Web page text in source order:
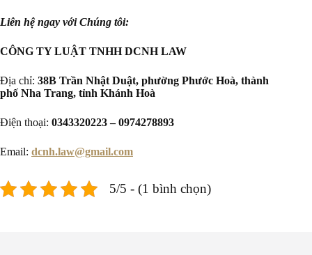
Liên hệ ngay với Chúng tôi:
CÔNG TY LUẬT TNHH DCNH LAW
Địa chỉ: 38B Trần Nhật Duật, phường Phước Hoà, thành
phố Nha Trang, tỉnh Khánh Hoà
Điện thoại: 0343320223 – 0974278893
Email: dcnh.law@gmail.com
5/5 - (1 bình chọn)